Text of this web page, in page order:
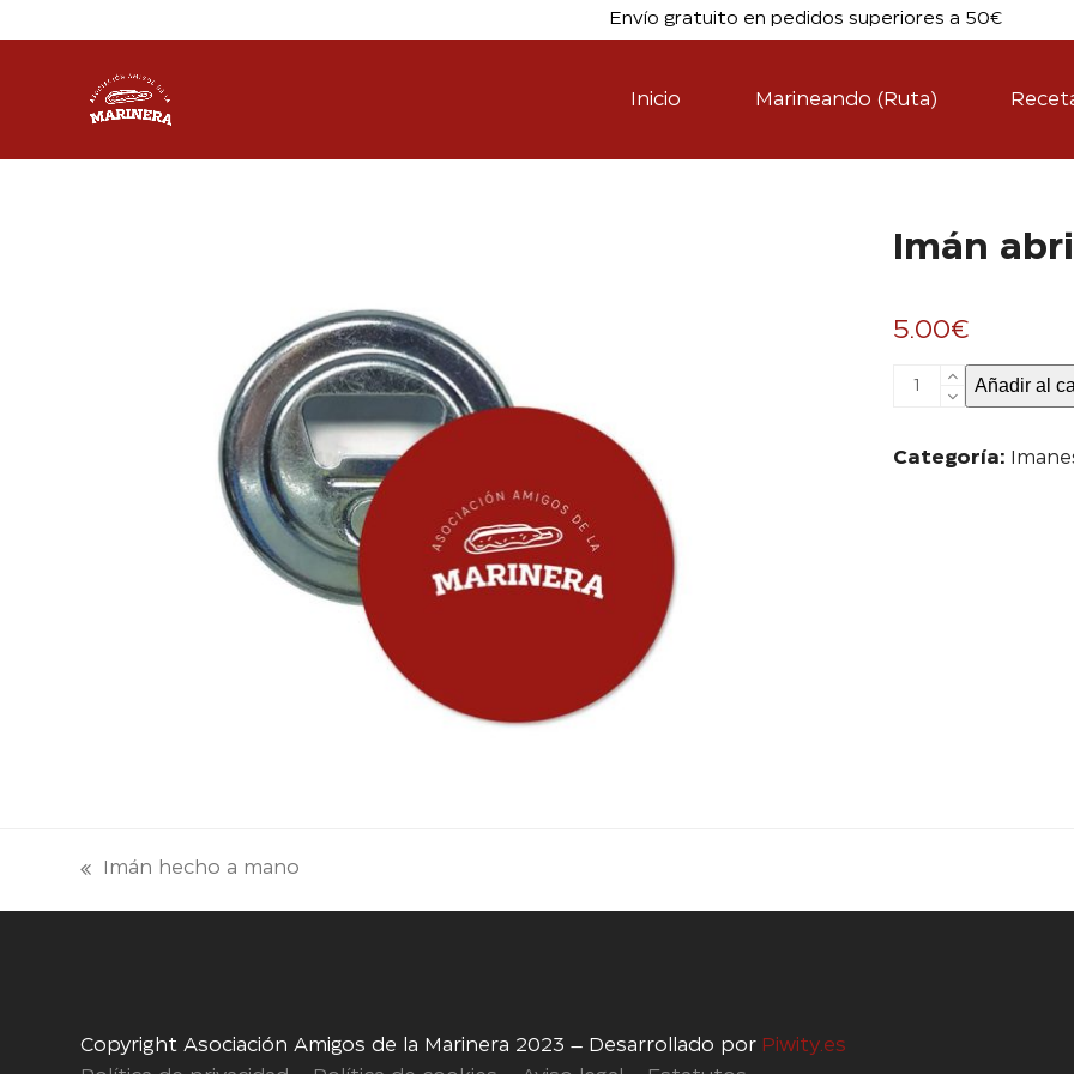
Envío gratuito en pedidos superiores a 50€
Inicio Marineando (Ruta)
Imán
5.00€
Imán
Añadir al
Categoría:
anterior:
Imán hecho a mano
Copyright Asociación Amigos de la Marinera 2023 – Desarrollado por Piwity.es